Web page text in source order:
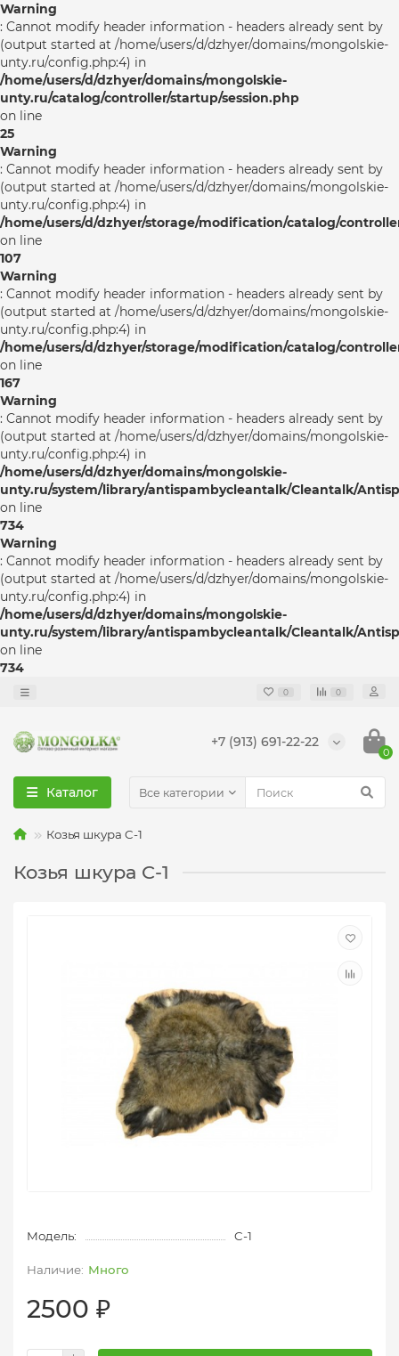
Warning
: Cannot modify header information - headers already sent by
(output started at /home/users/d/dzhyer/domains/mongolskie-
unty.ru/config.php:4) in
/home/users/d/dzhyer/domains/mongolskie-
unty.ru/catalog/controller/startup/session.php
on line
25
Warning
: Cannot modify header information - headers already sent by
(output started at /home/users/d/dzhyer/domains/mongolskie-
unty.ru/config.php:4) in
/home/users/d/dzhyer/storage/modification/catalog/
on line
107
Warning
: Cannot modify header information - headers already sent by
(output started at /home/users/d/dzhyer/domains/mongolskie-
unty.ru/config.php:4) in
/home/users/d/dzhyer/storage/modification/catalog/
on line
167
Warning
: Cannot modify header information - headers already sent by
(output started at /home/users/d/dzhyer/domains/mongolskie-
unty.ru/config.php:4) in
/home/users/d/dzhyer/domains/mongolskie-
unty.ru/system/library/antispambycleantalk/Cleantalk/
on line
734
Warning
: Cannot modify header information - headers already sent by
(output started at /home/users/d/dzhyer/domains/mongolskie-
unty.ru/config.php:4) in
/home/users/d/dzhyer/domains/mongolskie-
unty.ru/system/library/antispambycleantalk/Cleantalk/
on line
734
0 0
+7 (913) 691-22-22
0
Каталог Все категории
Козья шкура C-1
Козья шкура C-1
Модель: C-1
Много
2500 ₽